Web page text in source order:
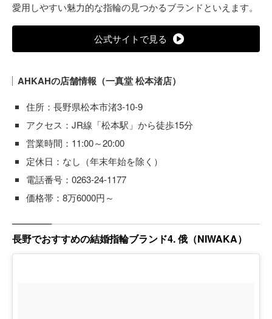
愛用しやすい魅力的な指輪の見つかるブランドといえます。
公式サイトで見る
AHKAHの店舗情報（一真堂 松本渚店）
住所：長野県松本市渚3-10-9
アクセス：JR線「松本駅」から徒歩15分
営業時間：11:00～20:00
定休日：なし（年末年始を除く）
電話番号：0263-24-1177
価格帯：8万6000円～
長野でおすすめの結婚指輪ブランド4. 俄（NIWAKA）